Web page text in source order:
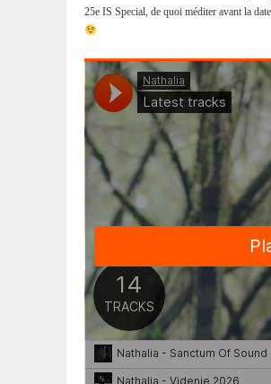
25e IS Special, de quoi méditer avant la